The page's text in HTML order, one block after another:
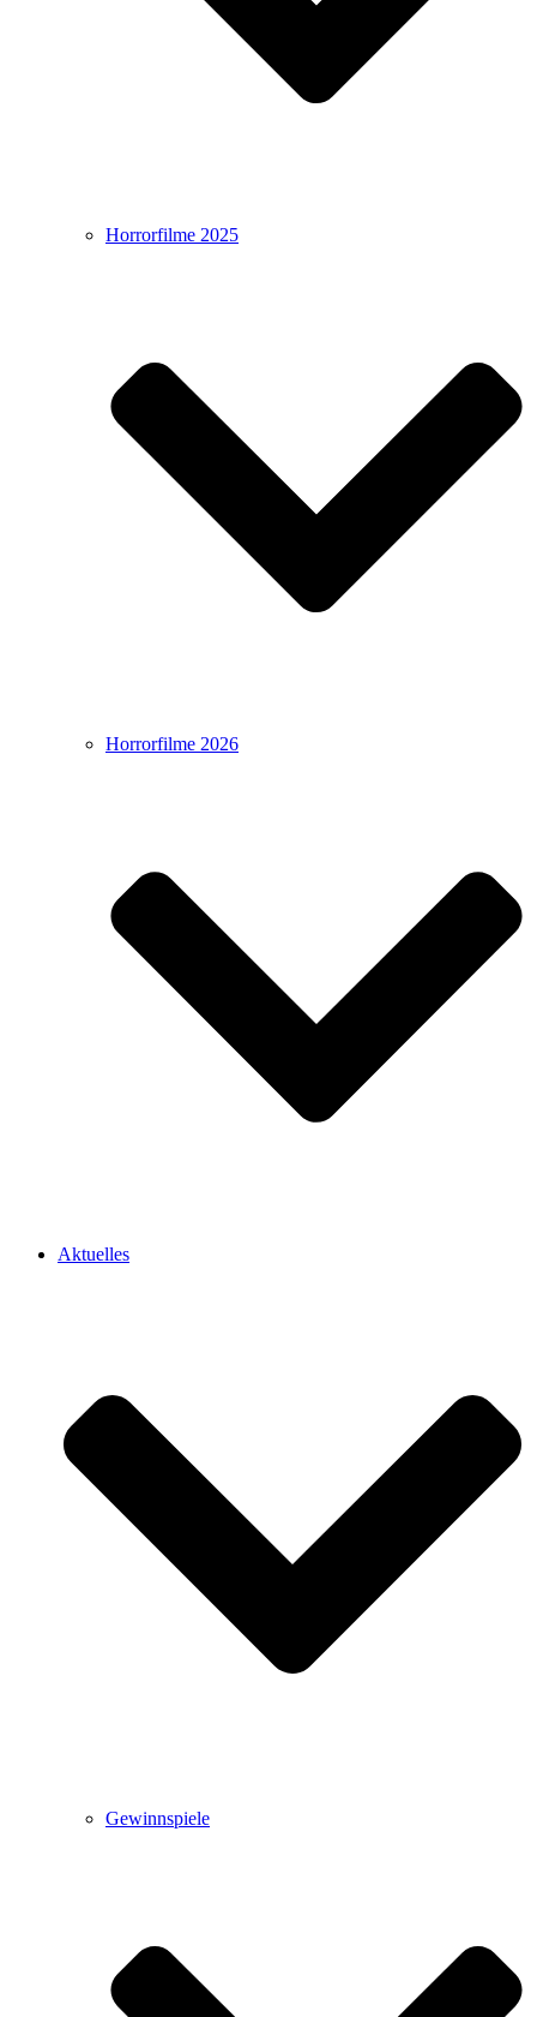
Horrorfilme 2025
Horrorfilme 2026
Aktuelles
Gewinnspiele